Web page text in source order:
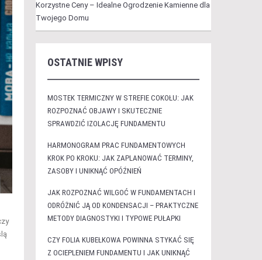
Korzystne Ceny – Idealne Ogrodzenie Kamienne dla
Twojego Domu
OSTATNIE WPISY
MOSTEK TERMICZNY W STREFIE COKOŁU: JAK
ROZPOZNAĆ OBJAWY I SKUTECZNIE
SPRAWDZIĆ IZOLACJĘ FUNDAMENTU
HARMONOGRAM PRAC FUNDAMENTOWYCH
KROK PO KROKU: JAK ZAPLANOWAĆ TERMINY,
ZASOBY I UNIKNĄĆ OPÓŹNIEŃ
JAK ROZPOZNAĆ WILGOĆ W FUNDAMENTACH I
ODRÓŻNIĆ JĄ OD KONDENSACJI – PRAKTYCZNE
METODY DIAGNOSTYKI I TYPOWE PUŁAPKI
CZY FOLIA KUBEŁKOWA POWINNA STYKAĆ SIĘ
Z OCIEPLENIEM FUNDAMENTU I JAK UNIKNĄĆ